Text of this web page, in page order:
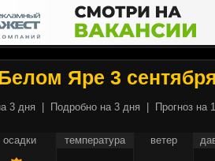
Яре 3
3 дня Подробно на 3 дня Прогноз на
осадки температура ветер